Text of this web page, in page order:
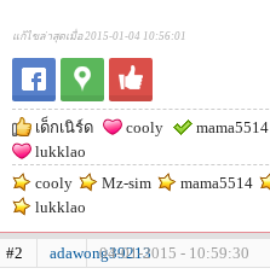
แก้ไขล่าสุดเมื่อ 2015-01-04 10:56:01
เด็กเนิร์ด cooly mama5514
lukklao
cooly
Mz-sim mama5514
lukklao
#2 adawong3921304-01-2015 - 10:59:30